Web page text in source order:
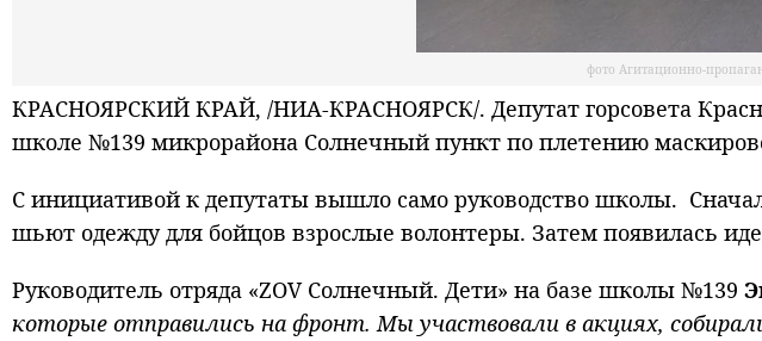
фото Агитационно-
КРАСНОЯРСКИЙ КРАЙ, /НИА-КРАСНОЯРСК/. Депутат горсовета
школе №139 микрорайона Солнечный пункт по плетению
С инициативой к депутаты вышло само руководство школы.
шьют одежду для бойцов взрослые волонтеры. Затем появилась
Руководитель отряда «ZОV Солнечный. Дети» на базе школы №139
которые отправились на фронт. Мы участвовали в акциях,